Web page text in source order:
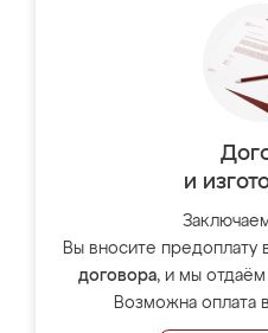
и
Вы вносите предоплату
договора, и мы отдаём
Возможна оплата